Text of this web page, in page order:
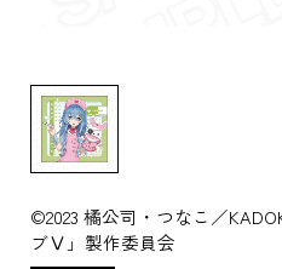
©2023 橘公司・つなこ／
ブⅤ」製作委員会